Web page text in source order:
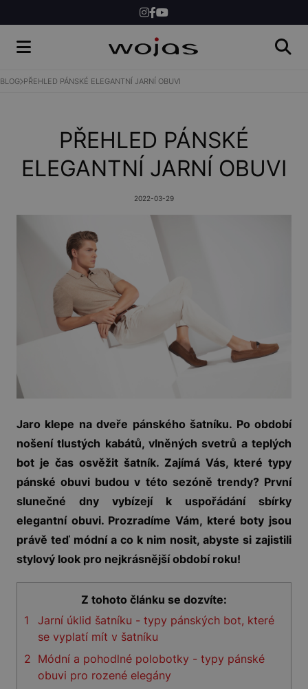
BLOG PŘEHLED PÁNSKÉ ELEGANTNÍ JARNÍ OBUVI
PŘEHLED PÁNSKÉ
ELEGANTNÍ JARNÍ OBUVI
2022-03-29
Jaro klepe na dveře pánského šatníku. Po období
nošení tlustých kabátů, vlněných svetrů a teplých
bot je čas osvěžit šatník. Zajímá Vás, které typy
pánské obuvi budou v této sezóně trendy? První
slunečné dny vybízejí k uspořádání sbírky
elegantní obuvi. Prozradíme Vám, které boty jsou
právě teď módní a co k nim nosit, abyste si zajistili
stylový look pro nejkrásnější období roku!
Z tohoto článku se dozvíte:
1
Jarní úklid šatníku - typy pánských bot, které
se vyplatí mít v šatníku
2 Módní a pohodlné polobotky - typy pánské
obuvi pro rozené elegány